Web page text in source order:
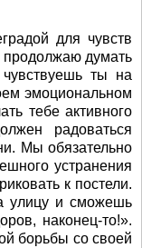
для чувств
продолжаю думать
ты на
эмоциональном
тебе активного
радоваться
Мы обязательно
устранения
к постели.
улицу и сможешь
наконец-то!».
борьбы со своей